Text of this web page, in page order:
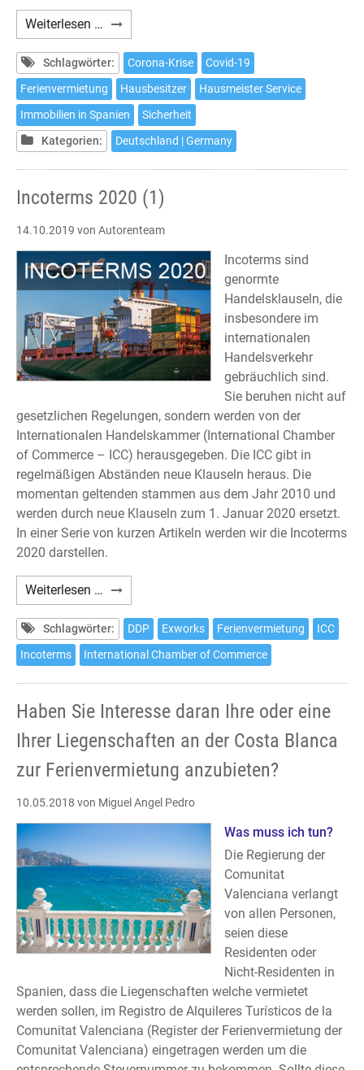
Weiterlesen … Unser
Haus
in
Spanien
in
Zeiten
der
Schlagwörter: Corona-Krise
Covid-19
Ferienvermietung
Hausbesitzer
Hausmeister Service
Immobilien in Spanien
Sicherheit
Kategorien:
Deutschland | Germany
Incoterms 2020 (1)
14.10.2019 von Autorenteam
Incoterms sind
genormte
Handelsklauseln, die
insbesondere im
internationalen
Handelsverkehr
gebräuchlich sind.
Sie beruhen nicht auf
gesetzlichen Regelungen, sondern werden von der
Internationalen Handelskammer (International Chamber
of Commerce – ICC) herausgegeben. Die ICC gibt in
regelmäßigen Abständen neue Klauseln heraus. Die
momentan geltenden stammen aus dem Jahr 2010 und
werden durch neue Klauseln zum 1. Januar 2020 ersetzt.
In einer Serie von kurzen Artikeln werden wir die Incoterms
2020 darstellen.
Weiterlesen … Incoterms
2020
(1)
Schlagwörter: DDP Exworks Ferienvermietung
ICC
Incoterms
International Chamber of Commerce
Haben Sie Interesse daran Ihre oder eine
Ihrer Liegenschaften an der Costa Blanca
zur Ferienvermietung anzubieten?
10.05.2018 von Miguel Angel Pedro
Was muss ich tun?
Die Regierung der
Comunitat
Valenciana verlangt
von allen Personen,
seien diese
Residenten oder
Nicht-Residenten in
Spanien, dass die Liegenschaften welche vermietet
werden sollen, im Registro de Alquileres Turísticos de la
Comunitat Valenciana (Register der Ferienvermietung der
Comunitat Valenciana) eingetragen werden um die